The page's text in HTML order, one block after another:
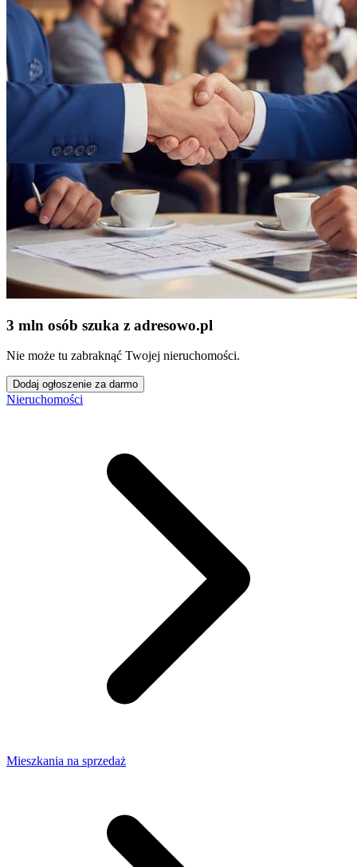
3 mln osób szuka z adresowo.pl
Nie może tu zabraknąć Twojej nieruchomości.
Dodaj ogłoszenie za darmo
Nieruchomości
Mieszkania na sprzedaż